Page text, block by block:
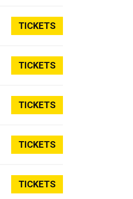
TICKETS
TICKETS
TICKETS
TICKETS
TICKETS